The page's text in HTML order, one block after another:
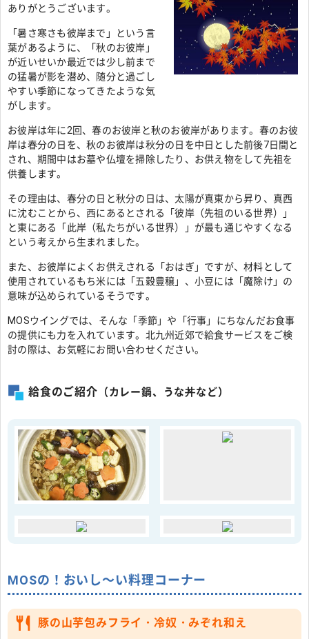
ありがとうございます。
「暑さ寒さも彼岸まで」という言
葉があるように、「秋のお彼岸」
が近いせいか最近では少し前まで
の猛暑が影を潜め、随分と過ごし
やすい季節になってきたような気
がします。
お彼岸は年に2回、春のお彼岸と秋のお彼岸があります。春のお彼
岸は春分の日を、秋のお彼岸は秋分の日を中日とした前後7日間と
され、期間中はお墓や仏壇を掃除したり、お供え物をして先祖を
供養します。
その理由は、春分の日と秋分の日は、太陽が真東から昇り、真西
に沈むことから、西にあるとされる「彼岸（先祖のいる世界）」
と東にある「此岸（私たちがいる世界）」が最も通じやすくなる
という考えから生まれました。
また、お彼岸によくお供えされる「おはぎ」ですが、材料として
使用されているもち米には「五穀豊穣」、小豆には「魔除け」の
意味が込められているそうです。
MOSウイングでは、そんな「季節」や「行事」にちなんだお食事
の提供にも力を入れています。北九州近郊で給食サービスをご検
討の際は、お気軽にお問い合わせください。
給食のご紹介 （カレー鍋、うな丼など）
MOSの！おいし～い料理コーナー
豚の山芋包みフライ・冷奴・みぞれ和え